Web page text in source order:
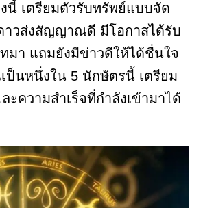
นี้ เตรียมตัวรับทรัพย์แบบจัด
าวส่งสัญญาณดี มีโอกาสได้รับ
ทมา แถมยังมีข่าวดีให้ได้ชื่นใจ
ป็นหนึ่งใน 5 นักษัตรนี้ เตรียม
ะความสำเร็จที่กำลังเข้ามาได้